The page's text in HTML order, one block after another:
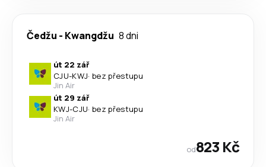
Čedžu - Kwangdžu 8 dni
út 22 zář
CJU-KWJ· bez přestupu
Jin Air
út 29 zář
KWJ-CJU· bez přestupu
Jin Air
od823 Kč